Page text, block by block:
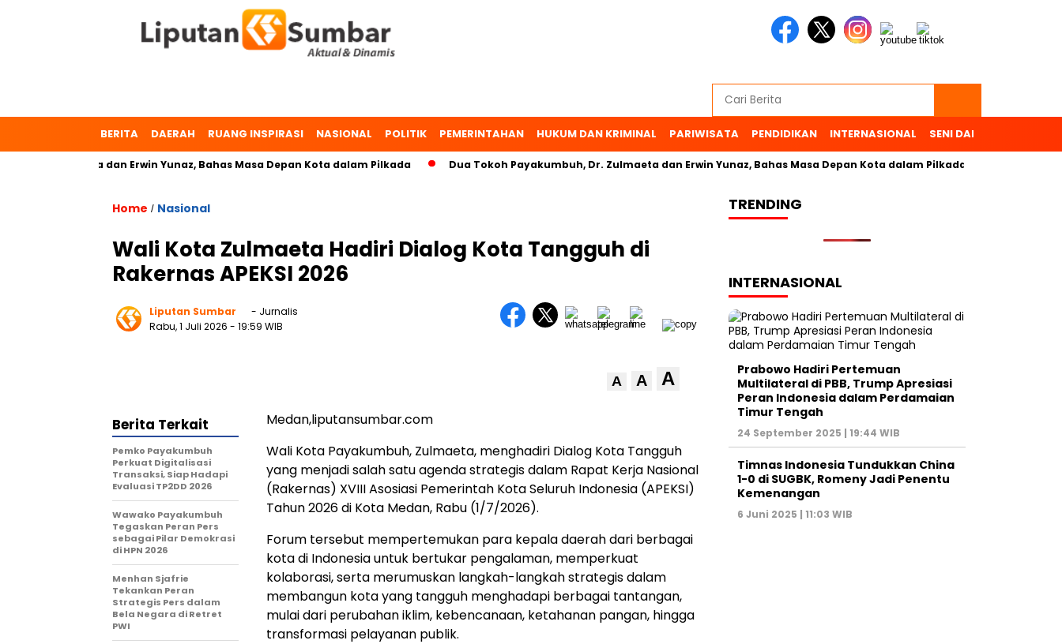
BERITA DAERAH RUANG INSPIRASI NASIONAL POLITIK PEMERINTAHAN HUKUM DAN KRIMINAL PARIWISATA PENDIDIKAN INTERNASIONAL SENI DAN BUDAYA
Dr. Zulmaeta dan Erwin Yunaz, Bahas Masa Depan Kota dalam Pilkada Dua Tokoh Payakumbuh, Dr. Zulmaeta dan Erwin Yunaz, Bahas Masa Depan Kota dalam Pilkada
Home / Nasional
Wali Kota Zulmaeta Hadiri Dialog Kota Tangguh di
Rakernas APEKSI 2026
Liputan Sumbar
- Jurnalis
Rabu, 1 Juli 2026 - 19:59 WIB
A A A
Medan,liputansumbar.com
Wali Kota Payakumbuh, Zulmaeta, menghadiri Dialog Kota Tangguh
yang menjadi salah satu agenda strategis dalam Rapat Kerja Nasional
(Rakernas) XVIII Asosiasi Pemerintah Kota Seluruh Indonesia (APEKSI)
Tahun 2026 di Kota Medan, Rabu (1/7/2026).
Forum tersebut mempertemukan para kepala daerah dari berbagai
kota di Indonesia untuk bertukar pengalaman, memperkuat
kolaborasi, serta merumuskan langkah-langkah strategis dalam
membangun kota yang tangguh menghadapi berbagai tantangan,
mulai dari perubahan iklim, kebencanaan, ketahanan pangan, hingga
transformasi pelayanan publik.
Berita Terkait
Pemko Payakumbuh
Perkuat Digitalisasi
Transaksi, Siap Hadapi
Evaluasi TP2DD 2026
Wawako Payakumbuh
Tegaskan Peran Pers
sebagai Pilar Demokrasi
di HPN 2026
Menhan Sjafrie
Tekankan Peran
Strategis Pers dalam
Bela Negara di Retret
PWI
TRENDING
INTERNASIONAL
Prabowo Hadiri Pertemuan
Multilateral di PBB, Trump Apresiasi
Peran Indonesia dalam Perdamaian
Timur Tengah
24 September 2025 | 19:44 WIB
Timnas Indonesia Tundukkan China
1-0 di SUGBK, Romeny Jadi Penentu
Kemenangan
6 Juni 2025 | 11:03 WIB